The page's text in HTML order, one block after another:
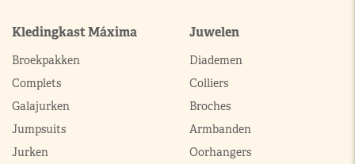
Kledingkast Máxima
Broekpakken
Complets
Galajurken
Jumpsuits
Jurken
Juwelen
Diademen
Colliers
Broches
Armbanden
Oorhangers